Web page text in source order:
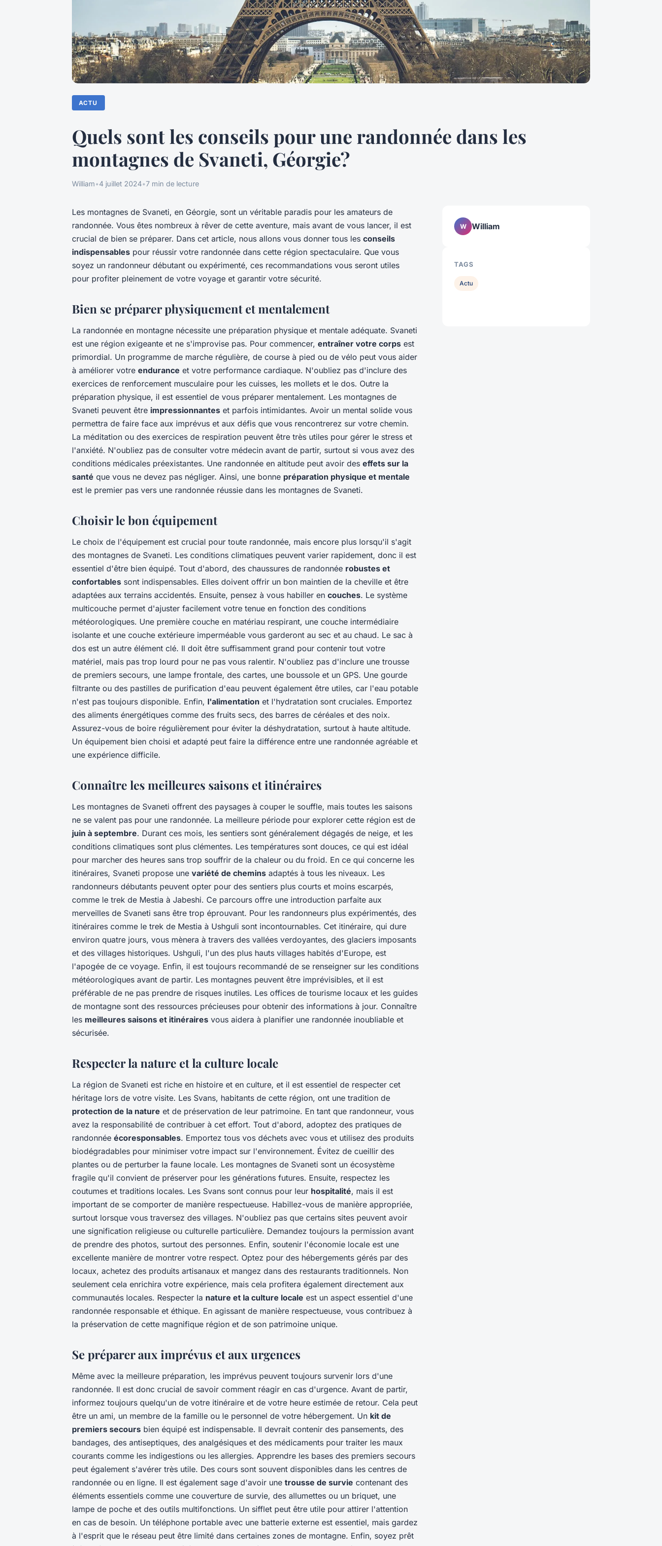
ACTU
Quels sont les conseils pour une randonnée dans les
montagnes de Svaneti, Géorgie?
William•4 juillet 2024•7 min de lecture
Les montagnes de Svaneti, en Géorgie, sont un véritable paradis pour les amateurs de
randonnée. Vous êtes nombreux à rêver de cette aventure, mais avant de vous lancer, il est
crucial de bien se préparer. Dans cet article, nous allons vous donner tous les conseils
indispensables pour réussir votre randonnée dans cette région spectaculaire. Que vous
soyez un randonneur débutant ou expérimenté, ces recommandations vous seront utiles
pour profiter pleinement de votre voyage et garantir votre sécurité.
Bien se préparer physiquement et mentalement
La randonnée en montagne nécessite une préparation physique et mentale adéquate. Svaneti
est une région exigeante et ne s'improvise pas. Pour commencer, entraîner votre corps est
primordial. Un programme de marche régulière, de course à pied ou de vélo peut vous aider
à améliorer votre endurance et votre performance cardiaque. N'oubliez pas d'inclure des
exercices de renforcement musculaire pour les cuisses, les mollets et le dos. Outre la
préparation physique, il est essentiel de vous préparer mentalement. Les montagnes de
Svaneti peuvent être impressionnantes et parfois intimidantes. Avoir un mental solide vous
permettra de faire face aux imprévus et aux défis que vous rencontrerez sur votre chemin.
La méditation ou des exercices de respiration peuvent être très utiles pour gérer le stress et
l'anxiété. N'oubliez pas de consulter votre médecin avant de partir, surtout si vous avez des
conditions médicales préexistantes. Une randonnée en altitude peut avoir des effets sur la
santé que vous ne devez pas négliger. Ainsi, une bonne préparation physique et mentale
est le premier pas vers une randonnée réussie dans les montagnes de Svaneti.
Choisir le bon équipement
Le choix de l'équipement est crucial pour toute randonnée, mais encore plus lorsqu'il s'agit
des montagnes de Svaneti. Les conditions climatiques peuvent varier rapidement, donc il est
essentiel d'être bien équipé. Tout d'abord, des chaussures de randonnée robustes et
confortables sont indispensables. Elles doivent offrir un bon maintien de la cheville et être
adaptées aux terrains accidentés. Ensuite, pensez à vous habiller en couches. Le système
multicouche permet d'ajuster facilement votre tenue en fonction des conditions
météorologiques. Une première couche en matériau respirant, une couche intermédiaire
isolante et une couche extérieure imperméable vous garderont au sec et au chaud. Le sac à
dos est un autre élément clé. Il doit être suffisamment grand pour contenir tout votre
matériel, mais pas trop lourd pour ne pas vous ralentir. N'oubliez pas d'inclure une trousse
de premiers secours, une lampe frontale, des cartes, une boussole et un GPS. Une gourde
filtrante ou des pastilles de purification d'eau peuvent également être utiles, car l'eau potable
n'est pas toujours disponible. Enfin, l'alimentation et l'hydratation sont cruciales. Emportez
des aliments énergétiques comme des fruits secs, des barres de céréales et des noix.
Assurez-vous de boire régulièrement pour éviter la déshydratation, surtout à haute altitude.
Un équipement bien choisi et adapté peut faire la différence entre une randonnée agréable et
une expérience difficile.
Connaître les meilleures saisons et itinéraires
Les montagnes de Svaneti offrent des paysages à couper le souffle, mais toutes les saisons
ne se valent pas pour une randonnée. La meilleure période pour explorer cette région est de
juin à septembre. Durant ces mois, les sentiers sont généralement dégagés de neige, et les
conditions climatiques sont plus clémentes. Les températures sont douces, ce qui est idéal
pour marcher des heures sans trop souffrir de la chaleur ou du froid. En ce qui concerne les
itinéraires, Svaneti propose une variété de chemins adaptés à tous les niveaux. Les
randonneurs débutants peuvent opter pour des sentiers plus courts et moins escarpés,
comme le trek de Mestia à Jabeshi. Ce parcours offre une introduction parfaite aux
merveilles de Svaneti sans être trop éprouvant. Pour les randonneurs plus expérimentés, des
itinéraires comme le trek de Mestia à Ushguli sont incontournables. Cet itinéraire, qui dure
environ quatre jours, vous mènera à travers des vallées verdoyantes, des glaciers imposants
et des villages historiques. Ushguli, l'un des plus hauts villages habités d'Europe, est
l'apogée de ce voyage. Enfin, il est toujours recommandé de se renseigner sur les conditions
météorologiques avant de partir. Les montagnes peuvent être imprévisibles, et il est
préférable de ne pas prendre de risques inutiles. Les offices de tourisme locaux et les guides
de montagne sont des ressources précieuses pour obtenir des informations à jour. Connaître
les meilleures saisons et itinéraires vous aidera à planifier une randonnée inoubliable et
sécurisée.
Respecter la nature et la culture locale
La région de Svaneti est riche en histoire et en culture, et il est essentiel de respecter cet
héritage lors de votre visite. Les Svans, habitants de cette région, ont une tradition de
protection de la nature et de préservation de leur patrimoine. En tant que randonneur, vous
avez la responsabilité de contribuer à cet effort. Tout d'abord, adoptez des pratiques de
randonnée écoresponsables. Emportez tous vos déchets avec vous et utilisez des produits
biodégradables pour minimiser votre impact sur l'environnement. Évitez de cueillir des
plantes ou de perturber la faune locale. Les montagnes de Svaneti sont un écosystème
fragile qu'il convient de préserver pour les générations futures. Ensuite, respectez les
coutumes et traditions locales. Les Svans sont connus pour leur hospitalité, mais il est
important de se comporter de manière respectueuse. Habillez-vous de manière appropriée,
surtout lorsque vous traversez des villages. N'oubliez pas que certains sites peuvent avoir
une signification religieuse ou culturelle particulière. Demandez toujours la permission avant
de prendre des photos, surtout des personnes. Enfin, soutenir l'économie locale est une
excellente manière de montrer votre respect. Optez pour des hébergements gérés par des
locaux, achetez des produits artisanaux et mangez dans des restaurants traditionnels. Non
seulement cela enrichira votre expérience, mais cela profitera également directement aux
communautés locales. Respecter la nature et la culture locale est un aspect essentiel d'une
randonnée responsable et éthique. En agissant de manière respectueuse, vous contribuez à
la préservation de cette magnifique région et de son patrimoine unique.
Se préparer aux imprévus et aux urgences
Même avec la meilleure préparation, les imprévus peuvent toujours survenir lors d'une
randonnée. Il est donc crucial de savoir comment réagir en cas d'urgence. Avant de partir,
informez toujours quelqu'un de votre itinéraire et de votre heure estimée de retour. Cela peut
être un ami, un membre de la famille ou le personnel de votre hébergement. Un kit de
premiers secours bien équipé est indispensable. Il devrait contenir des pansements, des
bandages, des antiseptiques, des analgésiques et des médicaments pour traiter les maux
courants comme les indigestions ou les allergies. Apprendre les bases des premiers secours
peut également s'avérer très utile. Des cours sont souvent disponibles dans les centres de
randonnée ou en ligne. Il est également sage d'avoir une trousse de survie contenant des
éléments essentiels comme une couverture de survie, des allumettes ou un briquet, une
lampe de poche et des outils multifonctions. Un sifflet peut être utile pour attirer l'attention
en cas de besoin. Un téléphone portable avec une batterie externe est essentiel, mais gardez
à l'esprit que le réseau peut être limité dans certaines zones de montagne. Enfin, soyez prêt
W William
TAGS
Actu